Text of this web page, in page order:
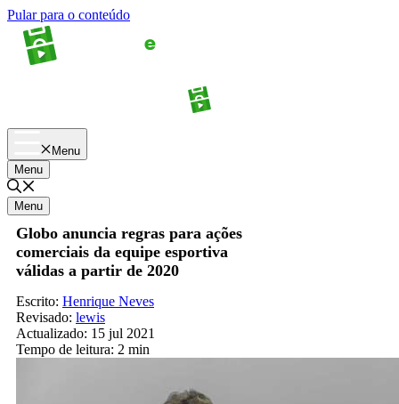
Pular para o conteúdo
Menu
Menu
Menu
Globo anuncia regras para ações
comerciais da equipe esportiva
válidas a partir de 2020
Escrito: Henrique Neves
Revisado: lewis
Actualizado: 15 jul 2021
Tempo de leitura: 2 min